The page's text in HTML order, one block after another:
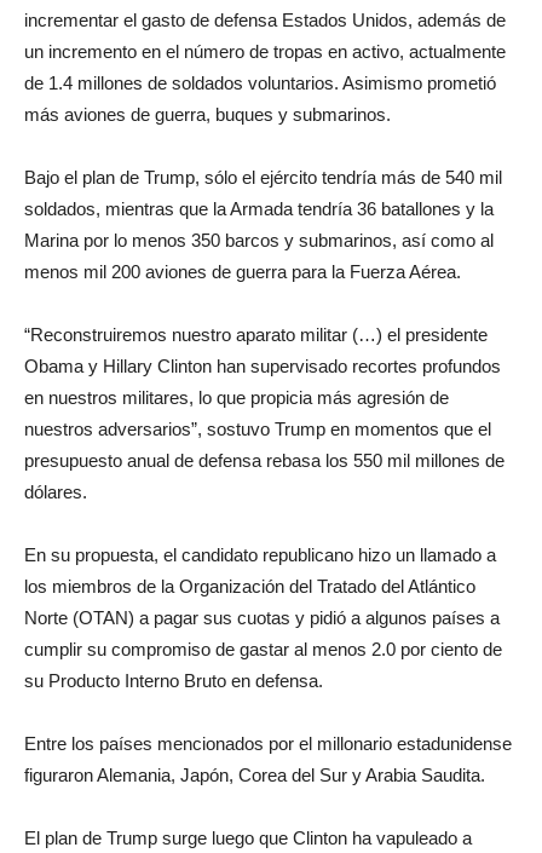
incrementar el gasto de defensa Estados Unidos, además de
un incremento en el número de tropas en activo, actualmente
de 1.4 millones de soldados voluntarios. Asimismo prometió
más aviones de guerra, buques y submarinos.
Bajo el plan de Trump, sólo el ejército tendría más de 540 mil
soldados, mientras que la Armada tendría 36 batallones y la
Marina por lo menos 350 barcos y submarinos, así como al
menos mil 200 aviones de guerra para la Fuerza Aérea.
“Reconstruiremos nuestro aparato militar (…) el presidente
Obama y Hillary Clinton han supervisado recortes profundos
en nuestros militares, lo que propicia más agresión de
nuestros adversarios”, sostuvo Trump en momentos que el
presupuesto anual de defensa rebasa los 550 mil millones de
dólares.
En su propuesta, el candidato republicano hizo un llamado a
los miembros de la Organización del Tratado del Atlántico
Norte (OTAN) a pagar sus cuotas y pidió a algunos países a
cumplir su compromiso de gastar al menos 2.0 por ciento de
su Producto Interno Bruto en defensa.
Entre los países mencionados por el millonario estadunidense
figuraron Alemania, Japón, Corea del Sur y Arabia Saudita.
El plan de Trump surge luego que Clinton ha vapuleado a